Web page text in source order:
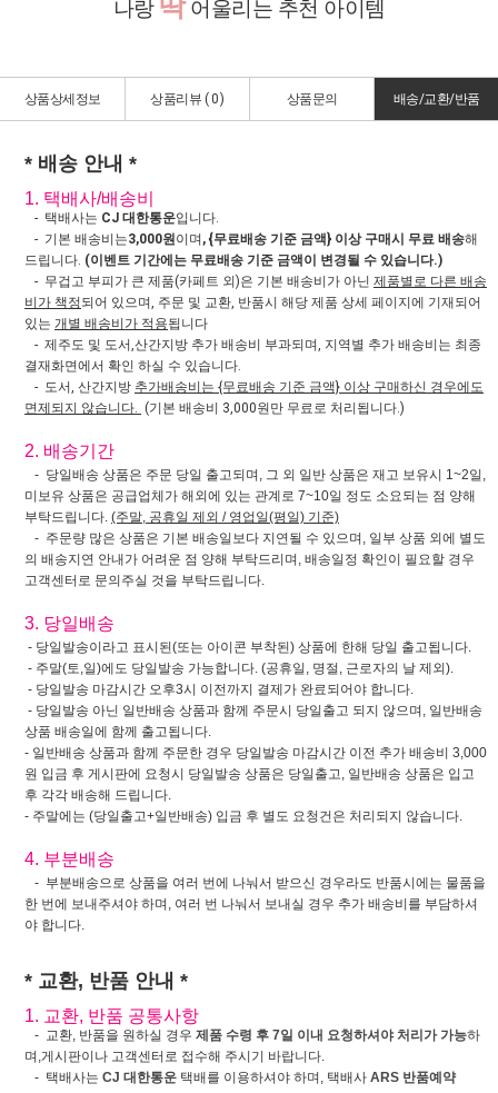
나랑 딱어울리는 추천 아이템
상품상세정보 상품리뷰 ( 0) 상품문의 배송/교환/반품
* 배송 안내 *
1. 택배사/배송비
- 택배사는 CJ 대한통운입니다.
- 기본 배송비는3,000원이며 , {무료배송 기준 금액} 이상 구매시 무료 배송해
드립니다. (이벤트 기간에는 무료배송 기준 금액이 변경될 수 있습니다.)
- 무겁고 부피가 큰 제품(카페트 외)은 기본 배송비가 아닌 제품별로 다른 배송
비가 책정되어 있으며, 주문 및 교환, 반품시 해당 제품 상세 페이지에 기재되어
있는 개별 배송비가 적용됩니다
- 제주도 및 도서,산간지방 추가 배송비 부과되며, 지역별 추가 배송비는 최종
결재화면에서 확인 하실 수 있습니다.
- 도서, 산간지방 추가배송비는 {무료배송 기준 금액} 이상 구매하신 경우에도
면제되지 않습니다. (기본 배송비 3,000원만 무료로 처리됩니다.)
2. 배송기간
- 당일배송 상품은 주문 당일 출고되며, 그 외 일반 상품은 재고 보유시 1~2일,
미보유 상품은 공급업체가 해외에 있는 관계로 7~10일 정도 소요되는 점 양해
부탁드립니다. (주말, 공휴일 제외 / 영업일(평일) 기준)
- 주문량 많은 상품은 기본 배송일보다 지연될 수 있으며, 일부 상품 외에 별도
의 배송지연 안내가 어려운 점 양해 부탁드리며, 배송일정 확인이 필요할 경우
고객센터로 문의주실 것을 부탁드립니다.
3. 당일배송
- 당일발송이라고 표시된(또는 아이콘 부착된) 상품에 한해 당일 출고됩니다.
- 주말(토,일)에도 당일발송 가능합니다. (공휴일, 명절, 근로자의 날 제외).
- 당일발송 마감시간 오후3시 이전까지 결제가 완료되어야 합니다.
- 당일발송 아닌 일반배송 상품과 함께 주문시 당일출고 되지 않으며, 일반배송
상품 배송일에 함께 출고됩니다.
- 일반배송 상품과 함께 주문한 경우 당일발송 마감시간 이전 추가 배송비 3,000
원 입금 후 게시판에 요청시 당일발송 상품은 당일출고, 일반배송 상품은 입고
후 각각 배송해 드립니다.
- 주말에는 (당일출고+일반배송) 입금 후 별도 요청건은 처리되지 않습니다.
4. 부분배송
- 부분배송으로 상품을 여러 번에 나눠서 받으신 경우라도 반품시에는 물품을
한 번에 보내주셔야 하며, 여러 번 나눠서 보내실 경우 추가 배송비를 부담하셔
야 합니다.
* 교환, 반품 안내 *
1. 교환, 반품 공통사항
- 교환, 반품을 원하실 경우 제품 수령 후 7일 이내 요청하셔야 처리가 가능하
며,게시판이나 고객센터로 접수해 주시기 바랍니다.
- 택배사는 CJ 대한통운 택배를 이용하셔야 하며, 택배사 ARS 반품예약